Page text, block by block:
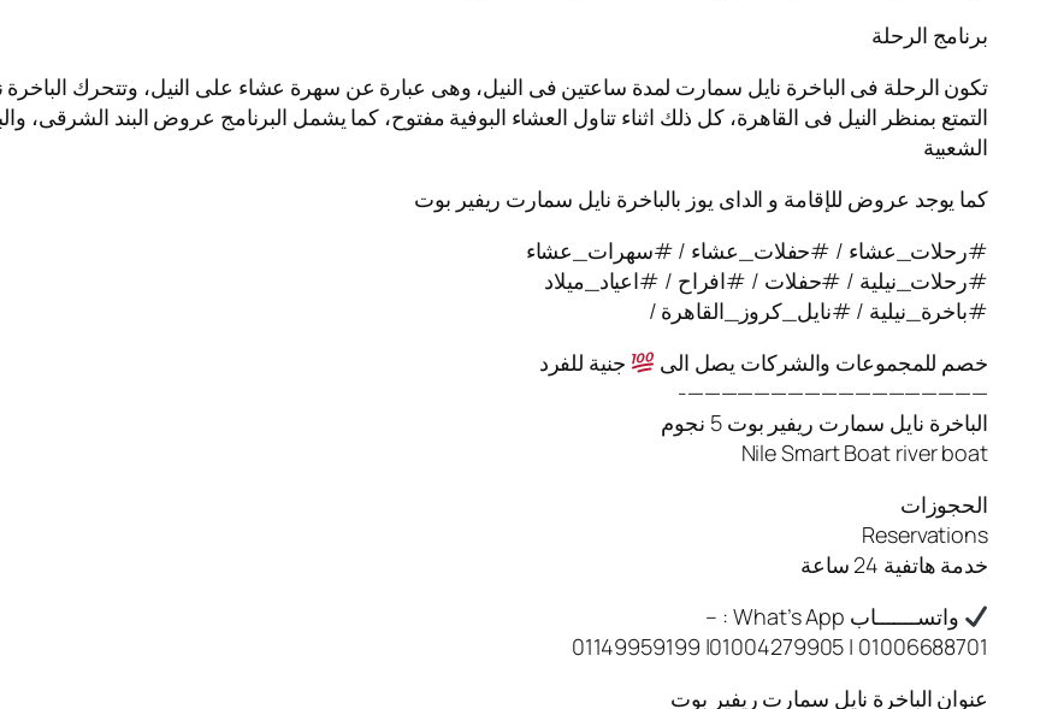
برنامج الرحلة
تكون الرحلة فى الباخرة نايل سمارت لمدة ساعتين فى النيل، وهى عبارة عن سهرة عشاء على النيل، وتتحرك
التمتع بمنظر النيل فى القاهرة، كل ذلك اثناء تناول العشاء البوفية مفتوح، كما يشمل البرنامج عروض البند الشرقى،
الشعبية
كما يوجد عروض للإقامة و الداى يوز بالباخرة نايل سمارت ريفير بوت
#رحلات_عشاء / #حفلات_عشاء / #سهرات_عشاء
#رحلات_نيلية / #حفلات / #افراح / #اعياد_ميلاد
#باخرة_نيلية / #نايل_كروز_القاهرة /
خصم للمجموعات والشركات يصل الى
جنية للفرد
——————————————————-
الباخرة نايل سمارت ريفير بوت 5 نجوم
Nile Smart Boat river boat
الحجوزات
Reservations
خدمة هاتفية 24 ساعة
واتســـــــاب What’s App : –
01006688701 | 01004279905| 01149959199
عنوان الباخرة نايل سمارت ريفير بوت